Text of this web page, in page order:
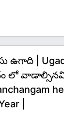
ఉగాది |
లో
|